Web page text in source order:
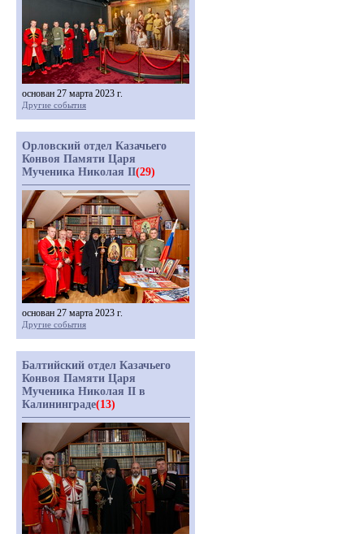
основан 27 марта 2023 г.
Другие события
Орловский отдел Казачьего
Конвоя Памяти Царя
Мученика Николая II(29)
основан 27 марта 2023 г.
Другие события
Балтийский отдел Казачьего
Конвоя Памяти Царя
Мученика Николая II в
Калининграде(13)